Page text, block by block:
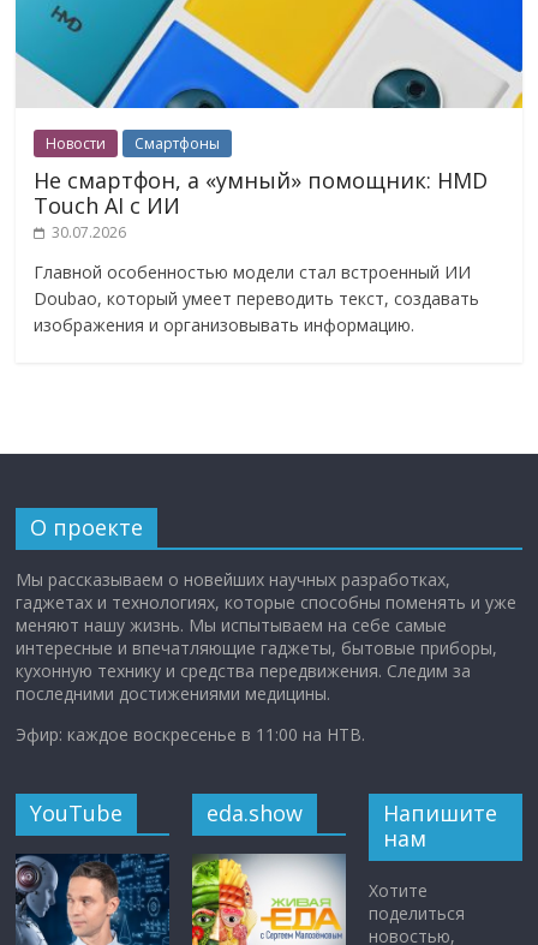
Новости Смартфоны
Не смартфон, а «умный» помощник: HMD
Touch AI с ИИ
30.07.2026
Главной особенностью модели стал встроенный ИИ
Doubao, который умеет переводить текст, создавать
изображения и организовывать информацию.
О проекте
Мы рассказываем о новейших научных разработках,
гаджетах и технологиях, которые способны поменять и уже
меняют нашу жизнь. Мы испытываем на себе самые
интересные и впечатляющие гаджеты, бытовые приборы,
кухонную технику и средства передвижения. Следим за
последними достижениями медицины.
Эфир: каждое воскресенье в 11:00 на НТВ.
YouTube eda.show
Напишите
нам
Хотите
поделиться
новостью,